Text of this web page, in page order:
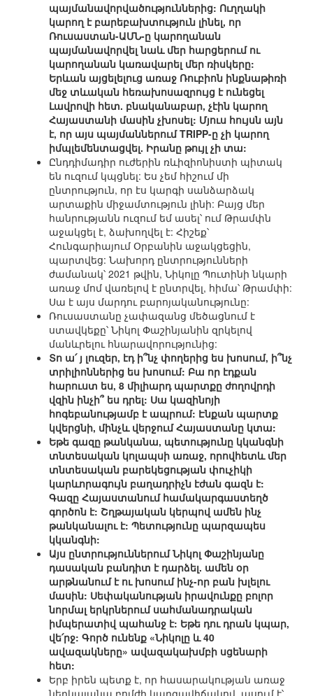
պայմանավորվածություններից: Ուղղակի
կարող է բարեբախտություն լինել, որ
Ռուսաստան-ԱՄՆ-ը կարողանան
պայմանավորվել նաև մեր հարցերում ու
կարողանան կառավարել մեր ռիսկերը:
Երևան այցելելուց առաջ Ռուբիոն ինքնաթիռի
մեջ տևական հեռախոսազրույց է ունեցել
Լավրովի հետ. բնականաբար, չէին կարող
Հայաստանի մասին չխոսել: Մյուս հույսն այն
է, որ այս պայմաններում TRIPP-ը չի կարող
իմպլեմենտացվել. Իրանը թույլ չի տա:
Ընդդիմադիր ուժերին ռևիզիոնիստի պիտակ
են ուզում կպցնել: Ես չեմ հիշում մի
ընտրություն, որ էս կարգի սանձարձակ
արտաքին միջամտություն լինի: Բայց մեր
հանրությանն ուզում եմ ասել՝ ում Թրամփն
աջակցել է, ձախողվել է: Հիշեք՝
Հունգարիայում Օրբանին աջակցեցին,
պարտվեց: Նախորդ ընտրությունների
ժամանակ՝ 2021 թվին, Նիկոլը Պուտինի նկարի
առաջ մոմ վառելով է ընտրվել, հիմա՝ Թրամփի:
Սա է այս մարդու բարոյականությունը:
Ռուսաստանը չափազանց մեծացնում է
ստավկեքը՝ Նիկոլ Փաշինյանին զրկելով
մանևրելու հնարավորությունից:
Տո ա՛ յ լուզեր, էդ ի՞նչ փողերից ես խոսում, ի՞նչ
տրիլիոններից ես խոսում: Բա որ էդքան
հարուստ ես, 8 միլիարդ պարտքը ժողովրդի
վզին ինչի՞ ես դրել: Սա կազինոյի
հոգեբանությամբ է ապրում: Էնքան պարտք
կվերցնի, մինչև վերջում Հայաստանը կտա:
Եթե գազը թանկանա, պետությունը կկանգնի
տնտեսական կոլապսի առաջ, որովհետև մեր
տնտեսական բարեկեցության փուչիկի
կարևորագույն բաղադրիչն էժան գազն է:
Գազը Հայաստանում համակարգաստեղծ
գործոն է: Շղթայական կերպով ամեն ինչ
թանկանալու է: Պետությունը պարզապես
կկանգնի:
Այս ընտրություններում Նիկոլ Փաշինյանը
դասական բանդիտ է դարձել. ամեն օր
արթնանում է ու խոսում ինչ-որ բան խլելու
մասին: Սեփականության իրավունքը բոլոր
նորմալ երկրներում սահմանադրական
իմպերատիվ պահանջ է: Եթե դու դրան կպար,
վե՛րջ: Գործ ունենք «Նիկոլը և 40
ավազակները» ավազակախմբի սցենարի
հետ:
Երբ իրեն պետք է, որ հասարակության առաջ